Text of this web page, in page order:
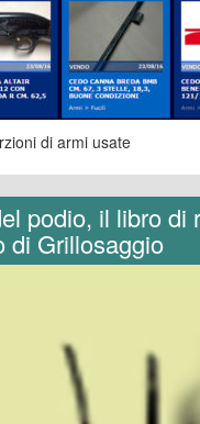
di armi usate
podio, il libro di
di Grillosaggio